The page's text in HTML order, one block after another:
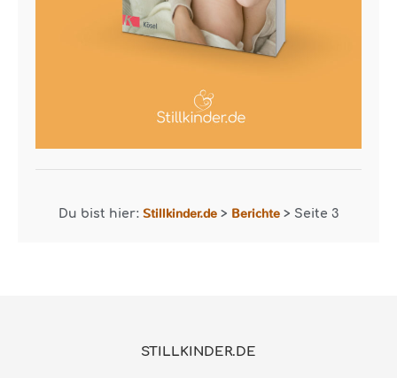
Du bist hier: Stillkinder.de > Berichte > Seite 3
STILLKINDER.DE